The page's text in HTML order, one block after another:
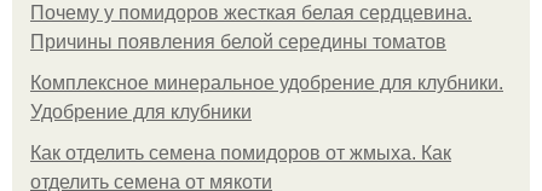
Почему у помидоров жесткая белая сердцевина.
Причины появления белой середины томатов
Комплексное минеральное удобрение для клубники.
Удобрение для клубники
Как отделить семена помидоров от жмыха. Как
отделить семена от мякоти